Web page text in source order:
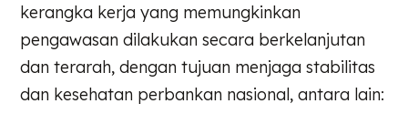
kerangka kerja yang memungkinkan
pengawasan dilakukan secara berkelanjutan
dan terarah, dengan tujuan menjaga stabilitas
dan kesehatan perbankan nasional, antara lain: